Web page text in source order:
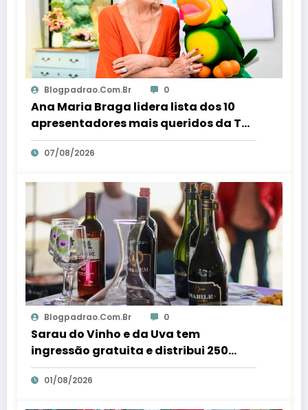
Blogpadrao.com.br 0
Ana Maria Braga lidera lista dos 10
apresentadores mais queridos da TV;
veja ranking – Em Dia ES
07/08/2026
Blogpadrao.com.br 0
Sarau do Vinho e da Uva tem
ingressão gratuita e distribui 250
litros de suco em Santa Teresa – Em
Dia ES
01/08/2026